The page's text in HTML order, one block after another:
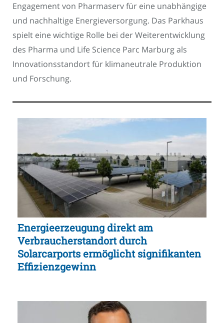
Engagement von Pharmaserv für eine unabhängige
und nachhaltige Energieversorgung. Das Parkhaus
spielt eine wichtige Rolle bei der Weiterentwicklung
des Pharma und Life Science Parc Marburg als
Innovationsstandort für klimaneutrale Produktion
und Forschung.
Energieerzeugung direkt am
Verbraucherstandort durch
Solarcarports ermöglicht signifikanten
Effizienzgewinn